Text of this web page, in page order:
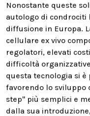
Nonostante queste
autologo di condrociti
diffusione in Europa.
cellulare ex vivo
regolatori, elevati
difficoltà
questa tecnologia si
favorendo lo sviluppo
step" più semplici e
dalla sua